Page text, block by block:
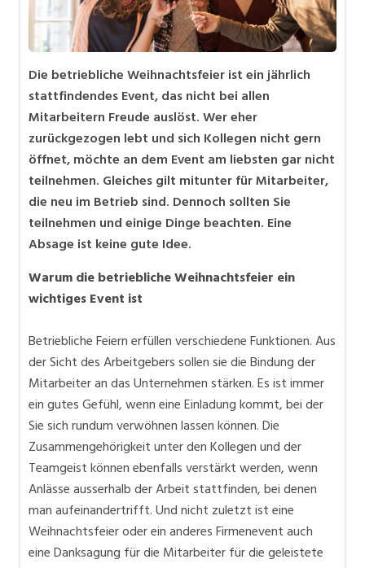
Die betriebliche Weihnachtsfeier ist ein jährlich
stattfindendes Event, das nicht bei allen
Mitarbeitern Freude auslöst. Wer eher
zurückgezogen lebt und sich Kollegen nicht gern
öffnet, möchte an dem Event am liebsten gar nicht
teilnehmen. Gleiches gilt mitunter für Mitarbeiter,
die neu im Betrieb sind. Dennoch sollten Sie
teilnehmen und einige Dinge beachten. Eine
Absage ist keine gute Idee.
Warum die betriebliche Weihnachtsfeier ein
wichtiges Event ist
Betriebliche Feiern erfüllen verschiedene Funktionen. Aus
der Sicht des Arbeitgebers sollen sie die Bindung der
Mitarbeiter an das Unternehmen stärken. Es ist immer
ein gutes Gefühl, wenn eine Einladung kommt, bei der
Sie sich rundum verwöhnen lassen können. Die
Zusammengehörigkeit unter den Kollegen und der
Teamgeist können ebenfalls verstärkt werden, wenn
Anlässe ausserhalb der Arbeit stattfinden, bei denen
man aufeinandertrifft. Und nicht zuletzt ist eine
Weihnachtsfeier oder ein anderes Firmenevent auch
eine Danksagung für die Mitarbeiter für die geleistete